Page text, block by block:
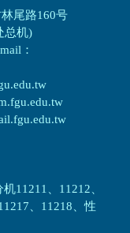
尾路160号
总机)
：
11211、11212、
、11218、性